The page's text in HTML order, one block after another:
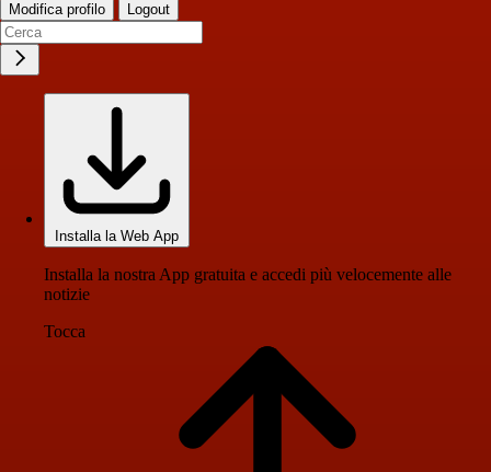
Modifica profilo Logout
Installa la Web App
Installa la nostra App gratuita e accedi più velocemente alle
notizie
Tocca